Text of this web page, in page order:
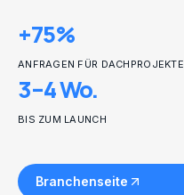
+75%
ANFRAGEN FÜR DACHPROJEKTE
3–4 Wo.
BIS ZUM LAUNCH
Branchenseite